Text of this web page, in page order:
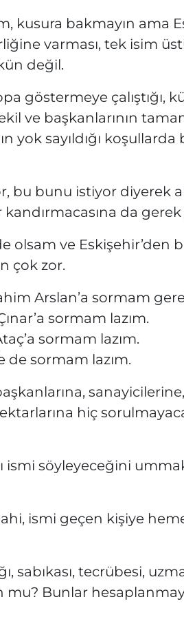
kusura bakmayın ama
varması, tek isim
değil.
göstermeye çalıştığı,
ve başkanlarının
yok sayıldığı koşullarda
bu bunu istiyor diyerek
da gerek
olsam ve Eskişehir’den
çok zor.
Arslan’a sormam
sormam lazım.
sormam lazım.
de sormam lazım.
hiç
ismi söyleyeceğini
ismi geçen kişiye
sabıkası, tecrübesi,
mu? Bunlar